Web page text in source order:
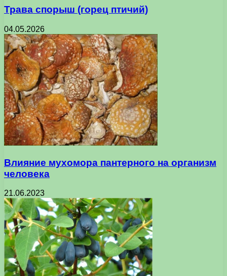
Трава спорыш (горец птичий)
04.05.2026
Влияние мухомора пантерного на организм
человека
21.06.2023